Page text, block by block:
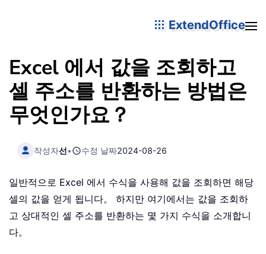
ExtendOffice
Excel 에서 값을 조회하고
셀 주소를 반환하는 방법은
무엇인가요？
작성자선• 수정 날짜2024-08-26
일반적으로 Excel 에서 수식을 사용해 값을 조회하면 해당
셀의 값을 얻게 됩니다。 하지만 여기에서는 값을 조회하
고 상대적인 셀 주소를 반환하는 몇 가지 수식을 소개합니
다。